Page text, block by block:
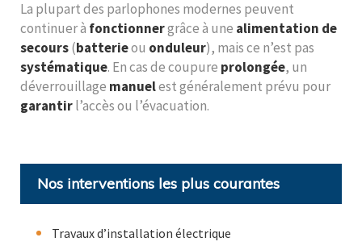
Nos interventions les plus courantes
Travaux d’installation électrique
La plupart des parlophones modernes peuvent
continuer à fonctionnergrâce à une alimentation de
secours(batterieou onduleur), mais ce n’est pas
systématique. En cas de coupure prolongée, un
déverrouillage manuelest généralement prévu pour
garantirl’accès ou l’évacuation.